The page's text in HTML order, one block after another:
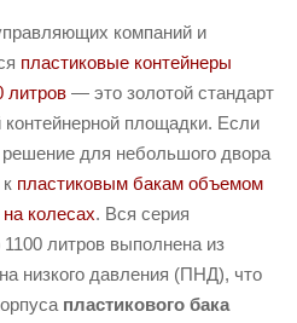
компаний и
пластиковые контейнеры
литров — это золотой стандарт
контейнерной площадки. Если
решение для небольшого двора
пластиковым бакам объемом
колесах. Вся серия
литров выполнена из
низкого давления (ПНД), что
пластикового бака